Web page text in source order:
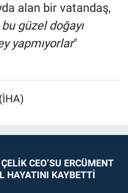
alan bir vatandaş,
güzel doğayı
yapmıyorlar"
CEO’SU ERCÜMENT
HAYATINI KAYBETTİ